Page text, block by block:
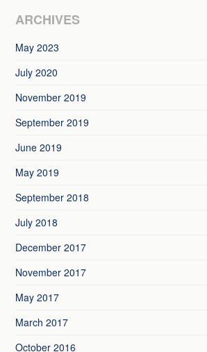
ARCHIVES
May 2023
July 2020
November 2019
September 2019
June 2019
May 2019
September 2018
July 2018
December 2017
November 2017
May 2017
March 2017
October 2016